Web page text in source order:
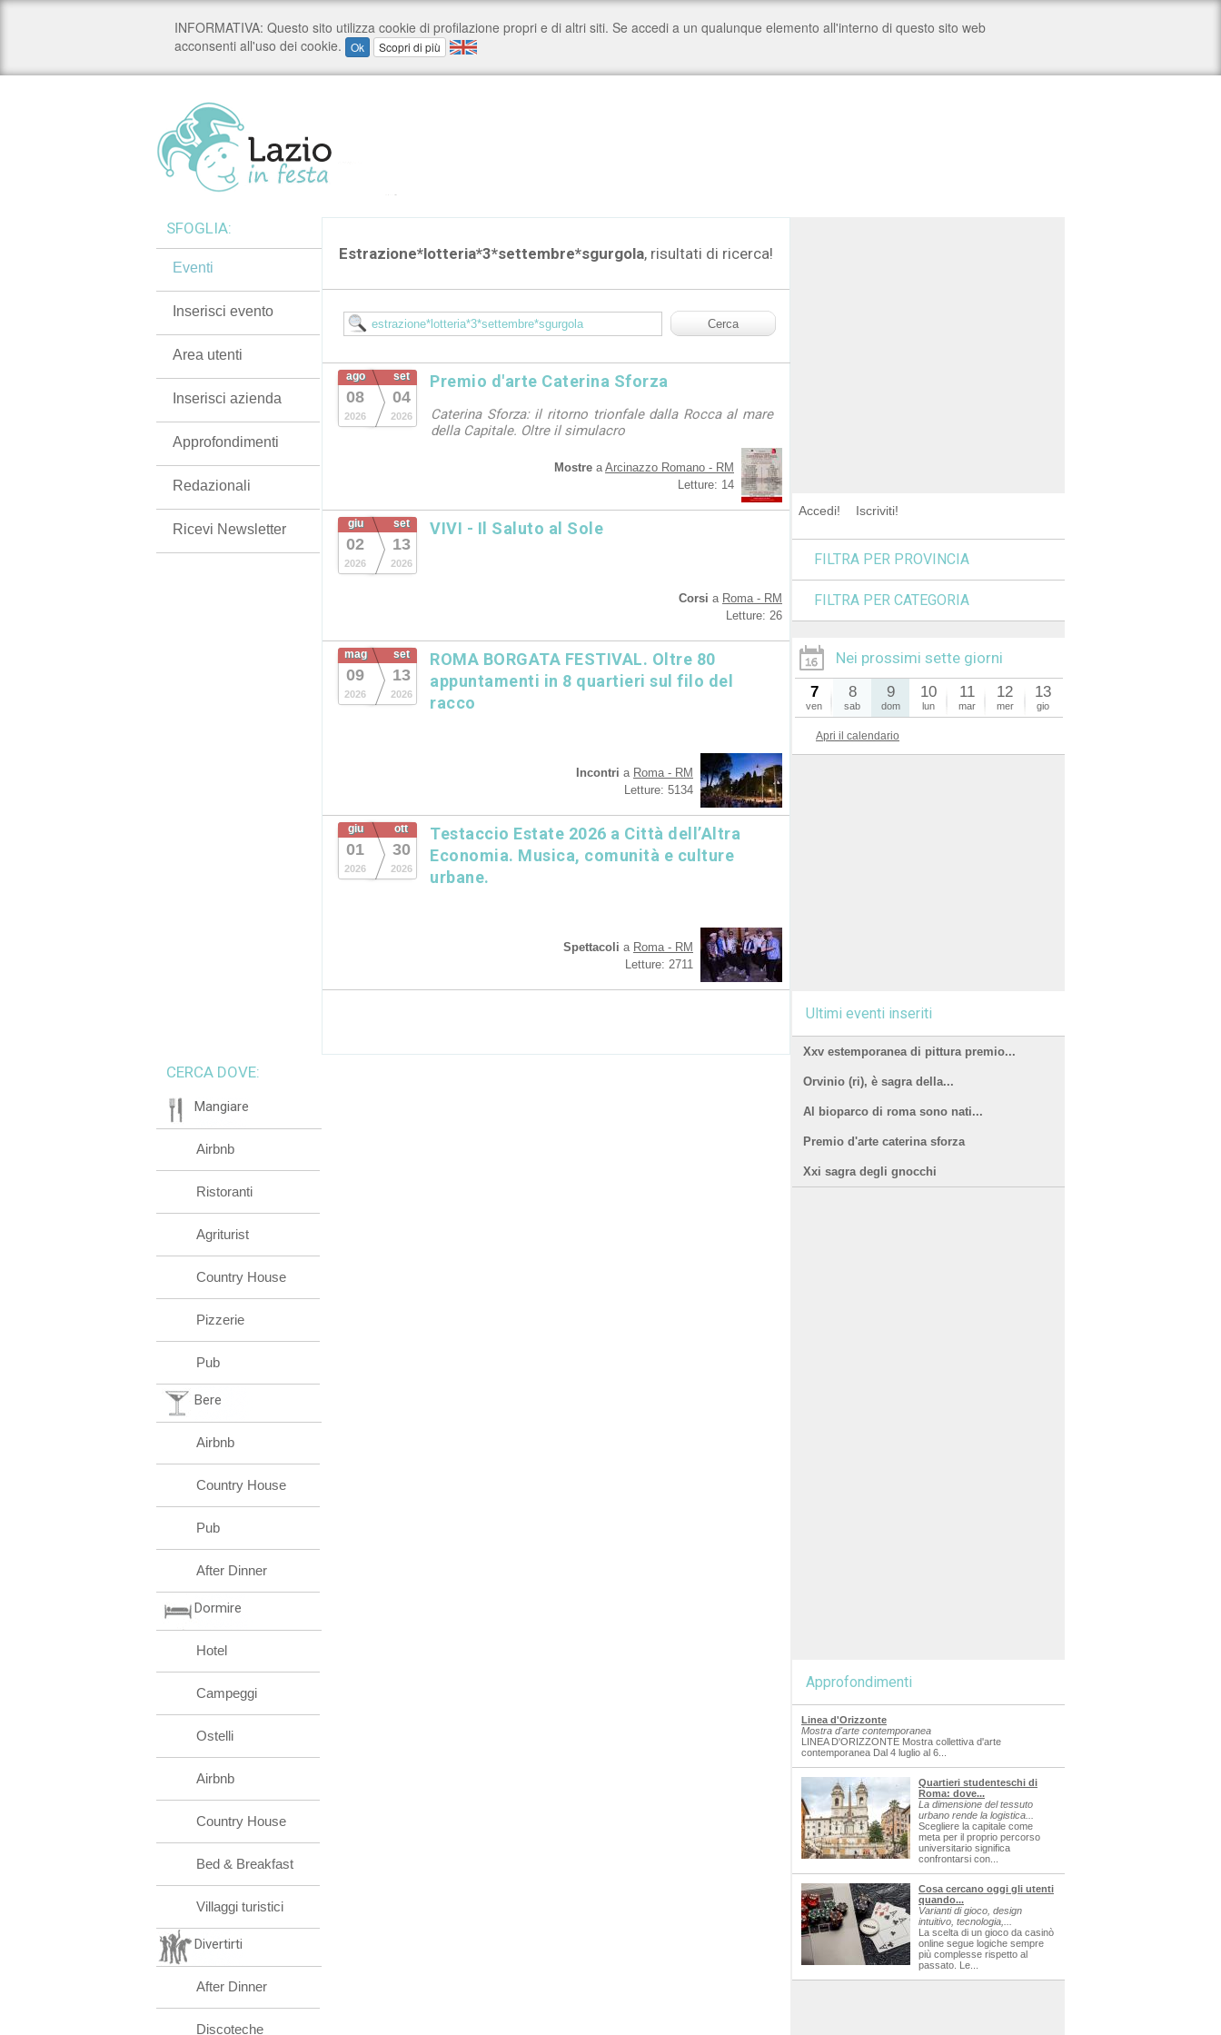
Estrazione*lotteria*3*settembre*sgurgola, risultati di ricerca!
ago
08
2026
set
04
2026
Premio d'arte Caterina Sforza
Caterina Sforza: il ritorno trionfale dalla Rocca al mare
della Capitale. Oltre il simulacro
Mostre aArcinazzo Romano - RM
Letture: 14
giu
02
2026
set
13
2026
VIVI - Il Saluto al Sole
Corsi a Roma - RM
Letture: 26
mag
09
2026
set
13
2026
ROMA BORGATA FESTIVAL. Oltre 80
appuntamenti in 8 quartieri sul filo del
racco
Incontri a Roma - RM
Letture: 5134
giu
01
2026
ott
30
2026
Testaccio Estate 2026 a Città dell’Altra
Economia. Musica, comunità e culture
urbane.
Spettacoli a Roma - RM
Letture: 2711
SFOGLIA:
Eventi
Inserisci evento
Area utenti
Inserisci azienda
Approfondimenti
Redazionali
Ricevi Newsletter
CERCA DOVE:
Mangiare
Airbnb
Ristoranti
Agriturist
Country House
Pizzerie
Pub
Bere
Airbnb
Country House
Pub
After Dinner
Dormire
Hotel
Campeggi
Ostelli
Airbnb
Country House
Bed & Breakfast
Villaggi turistici
Divertirti
After Dinner
Discoteche
Accedi! Iscriviti!
FILTRA PER PROVINCIA
FILTRA PER CATEGORIA
Nei prossimi sette giorni
7
ven
8
sab
9
dom
10
lun
11
mar
12
mer
13
gio
Apri il calendario
Ultimi eventi inseriti
Xxv estemporanea di pittura premio...
Orvinio (ri), è sagra della...
Al bioparco di roma sono nati...
Premio d'arte caterina sforza
Xxi sagra degli gnocchi
Approfondimenti
Linea d'Orizzonte
Mostra d'arte contemporanea
LINEA D'ORIZZONTE Mostra collettiva d'arte
contemporanea Dal 4 luglio al 6...
Quartieri studenteschi di
Roma: dove...
La dimensione del tessuto
urbano rende la logistica...
Scegliere la capitale come
meta per il proprio percorso
universitario significa
confrontarsi con...
Cosa cercano oggi gli utenti
quando...
Varianti di gioco, design
intuitivo, tecnologia,...
La scelta di un gioco da casinò
online segue logiche sempre
più complesse rispetto al
passato. Le...